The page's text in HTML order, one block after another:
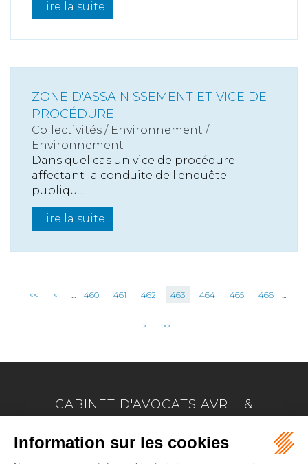
Lire la suite
ZONE D'ASSAINISSEMENT ET VICE DE
PROCÉDURE
Collectivités / Environnement /
Environnement
Dans quel cas un vice de procédure
affectant la conduite de l'enquête
publiqu...
Lire la suite
<< < ... 460 461 462 463 464 465 466 ...
> >>
CABINET D'AVOCATS AVRIL &